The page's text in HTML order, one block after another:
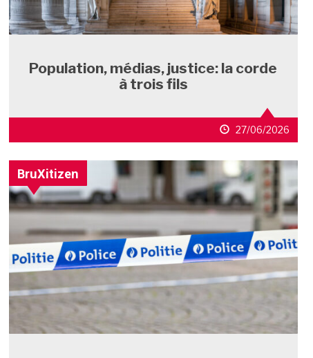
Population, médias, justice: la corde
à trois fils
27/06/2026
BruXitizen